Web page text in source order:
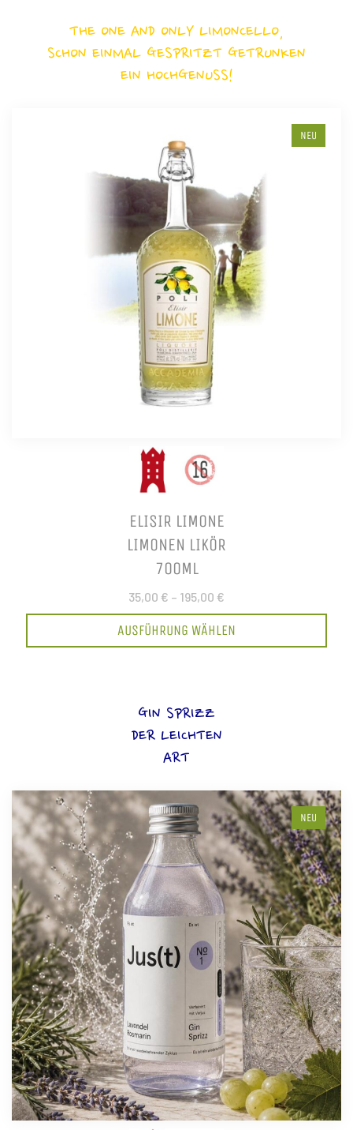
THE ONE AND ONLY LIMONCELLO,
SCHON EINMAL GESPRITZT GETRUNKEN
EIN HOCHGENUSS!
NEU
ELISIR LIMONE
LIMONEN LIKÖR
700ML
35,00 € – 195,00 €
AUSFÜHRUNG WÄHLEN
GIN SPRIZZ
DER LEICHTEN
ART
NEU